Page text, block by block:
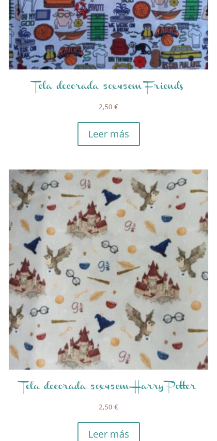
Tela decorada 50x45cm Friends
2,50 €
Leer más
Tela decorada 50x45cm Harry Potter
2,50 €
Leer más